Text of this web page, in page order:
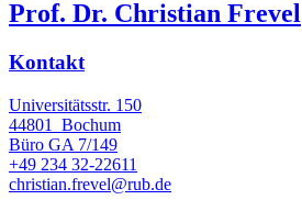
Prof. Dr. Christian Frevel
Kontakt
Universitätsstr. 150
44801
Bochum
Büro GA 7/149
+49 234 32-22611
christian.frevel@rub.de